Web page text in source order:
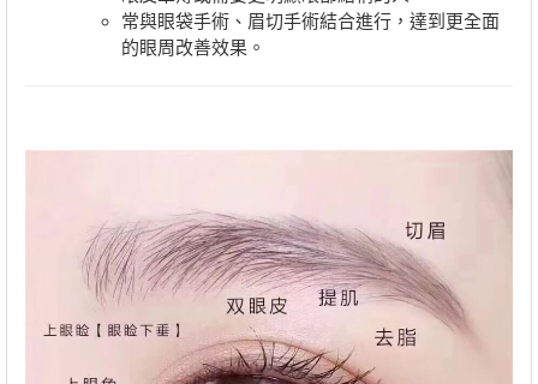
常與眼袋手術、眉切手術結合進行，達到更全面
的眼周改善效果。